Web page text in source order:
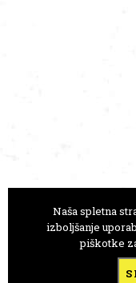
GLEDALIŠČE
Trg Prekomorskih
1000 Ljubljana,
Naša spletna
izboljšanje
piškotke